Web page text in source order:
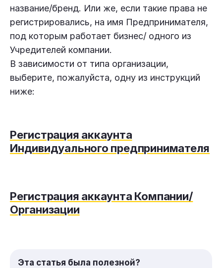
название/бренд. Или же, если такие права не
регистрировались, на имя Предпринимателя,
под которым работает бизнес/ одного из
Учредителей компании.
В зависимости от типа организации,
выберите, пожалуйста, одну из инструкций
ниже:
Регистрация аккаунта
Индивидуального предпринимателя
Регистрация аккаунта Компании/
Организации
Эта статья была полезной?